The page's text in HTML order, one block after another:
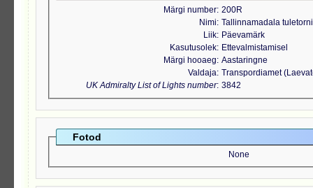
Märgi number 200R
Nimi Tallinnamadala
Liik
Päevamärk
Kasutusolek
Ettevalmistamisel
Märgi hooaeg Aastaringne
Valdaja Transpordiamet
UK Admiralty List of Lights number 3842
Fotod
None